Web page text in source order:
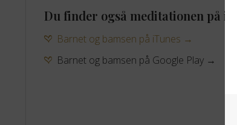
Du finder også meditationen på
Barnet og bamsen på iTunes →
Barnet og bamsen på Google Play →